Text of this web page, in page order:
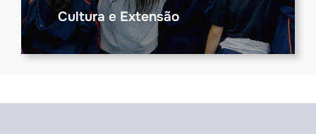
Cultura e Extensão